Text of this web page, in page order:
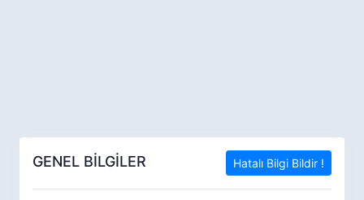
GENEL BİLGİLER Hatalı Bilgi Bildir !